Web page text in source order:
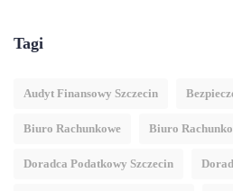
Tagi
Audyt Finansowy Szczecin
Biuro Rachunkowe Biuro
Doradca Podatkowy Szczecin